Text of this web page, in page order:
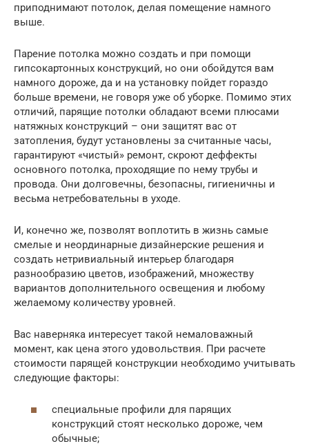
приподнимают потолок, делая помещение намного
выше.
Парение потолка можно создать и при помощи
гипсокартонных конструкций, но они обойдутся вам
намного дороже, да и на установку пойдет гораздо
больше времени, не говоря уже об уборке. Помимо этих
отличий, парящие потолки обладают всеми плюсами
натяжных конструкций – они защитят вас от
затопления, будут установлены за считанные часы,
гарантируют «чистый» ремонт, скроют деффекты
основного потолка, проходящие по нему трубы и
провода. Они долговечны, безопасны, гигиеничны и
весьма нетребовательны в уходе.
И, конечно же, позволят воплотить в жизнь самые
смелые и неординарные дизайнерские решения и
создать нетривиальный интерьер благодаря
разнообразию цветов, изображений, множеству
вариантов дополнительного освещения и любому
желаемому количеству уровней.
Вас наверняка интересует такой немаловажный
момент, как цена этого удовольствия. При расчете
стоимости парящей конструкции необходимо учитывать
следующие факторы:
специальные профили для парящих
конструкций стоят несколько дороже, чем
обычные;